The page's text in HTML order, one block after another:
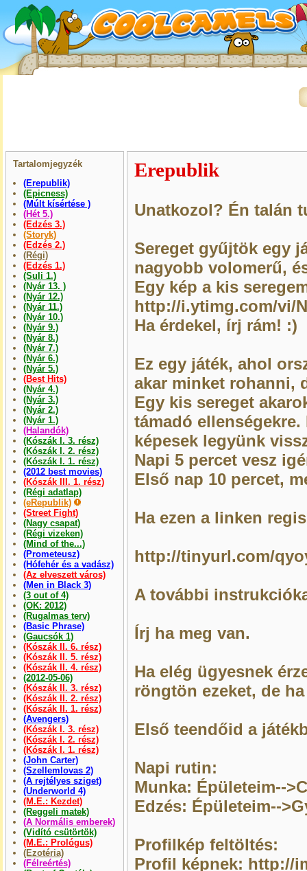
Tartalomjegyzék
(Erepublik)
(Epicness)
(Múlt kísértése )
(Hét 5.)
(Edzés 3.)
(Storyk)
(Edzés 2.)
(Régi)
(Edzés 1.)
(Suli 1.)
(Nyár 13. )
(Nyár 12.)
(Nyár 11.)
(Nyár 10.)
(Nyár 9.)
(Nyár 8.)
(Nyár 7.)
(Nyár 6.)
(Nyár 5.)
(Best Hits)
(Nyár 4.)
(Nyár 3.)
(Nyár 2.)
(Nyár 1.)
(Halandók)
(Kószák I. 3. rész)
(Kószák I. 2. rész)
(Kószák I. 1. rész)
(2012 best movies)
(Kószák III. 1. rész)
(Régi adatlap)
(eRepublik)
(Street Fight)
(Nagy csapat)
(Régi vizeken)
(Mind of the...)
(Prometeusz)
(Hófehér és a vadász)
(Az elveszett város)
(Men in Black 3)
(3 out of 4)
(OK: 2012)
(Rugalmas terv)
(Basic Phrase)
(Gaucsók 1)
(Kószák II. 6. rész)
(Kószák II. 5. rész)
(Kószák II. 4. rész)
(2012-05-06)
(Kószák II. 3. rész)
(Kószák II. 2. rész)
(Kószák II. 1. rész)
(Avengers)
(Kószák I. 3. rész)
(Kószák I. 2. rész)
(Kószák I. 1. rész)
(John Carter)
(Szellemlovas 2)
(A rejtélyes sziget)
(Underworld 4)
(M.E.: Kezdet)
(Reggeli matek)
(A Normális emberek)
(Vidító csütörtök)
(M.E.: Prológus)
(Ezotéria)
(Félreértés)
Erepublik
Unatkozol? Én talán
Sereget gyűjtök egy
nagyobb volomerű,
Egy kép a kis
http://i.ytimg.com/vi/
Ha érdekel, írj rám! :)
Ez egy játék, ahol
akar minket rohanni,
Egy kis sereget
támadó
képesek legyünk
Napi 5 percet vesz
Első nap 10 percet,
Ha ezen a linken
http://tinyurl.com/
A további
Írj ha meg van.
Ha elég ügyesnek
röngtön ezeket, de
Első teendőid a
Napi rutin:
Munka: Épületeim--
Edzés: Épületeim--
Profilkép feltöltés:
Profil képnek: http://